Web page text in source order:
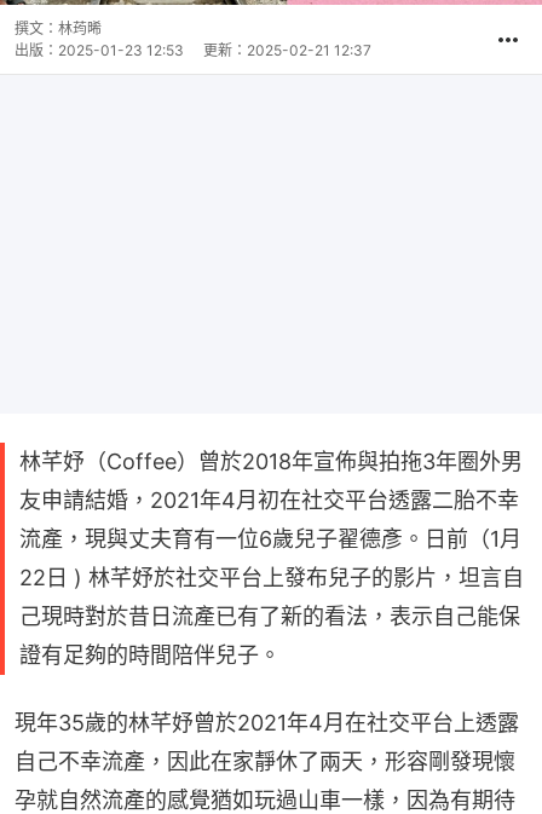
撰文： 林荺晞
出版： 2025-01-23 12:53 更新： 2025-02-21 12:37
林芊妤（Coffee）曾於2018年宣佈與拍拖3年圈外男
友申請結婚，2021年4月初在社交平台透露二胎不幸
流產，現與丈夫育有一位6歲兒子翟德彥。日前（1月
22日 ) 林芊妤於社交平台上發布兒子的影片，坦言自
己現時對於昔日流產已有了新的看法，表示自己能保
證有足夠的時間陪伴兒子。
現年35歲的林芊妤曾於2021年4月在社交平台上透露
自己不幸流產，因此在家靜休了兩天，形容剛發現懷
孕就自然流產的感覺猶如玩過山車一樣，因為有期待